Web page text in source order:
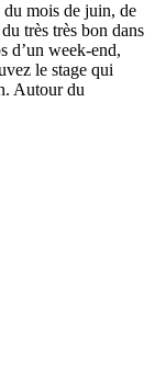
du mois de juin, de
très très bon dans
d’un week-end,
le stage qui
Autour du